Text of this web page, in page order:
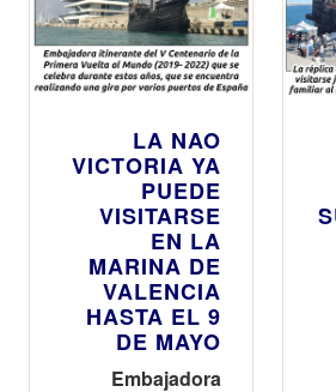
VALENCIA
HASTA EL 9
DE MAYO
itinerante del V
Centenario de la
Primera Vuelta
al Mundo (2019-
2022) que se
celebra durante
estos años, que
se encuentra
realizando una
gira por varios
puertos de
España
Eventos